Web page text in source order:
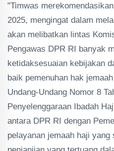
"Timwas
2025, mengingat dalam
akan melibatkan lintas
Pengawas DPR RI banyak
ketidaksesuaian kebijakan
baik pemenuhan hak
Undang-Undang Nomor 8
Penyelenggaraan Ibadah
antara DPR RI dengan
pelayanan jemaah haji